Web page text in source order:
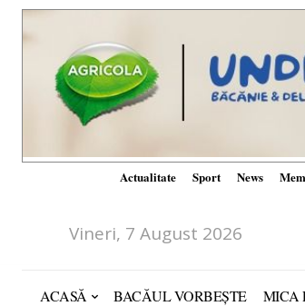
Actualitate Sport News
Vineri, 7 August 2026
ACASĂ BACĂUL VORBEȘTE MICA